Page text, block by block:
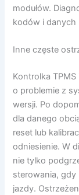
modułów.
kodów i danych
Inne częste
Kontrolka
o problemie z
wersji. Po
dla danego
reset lub
odniesienie. W
nie tylko
sterowania,
jazdy.